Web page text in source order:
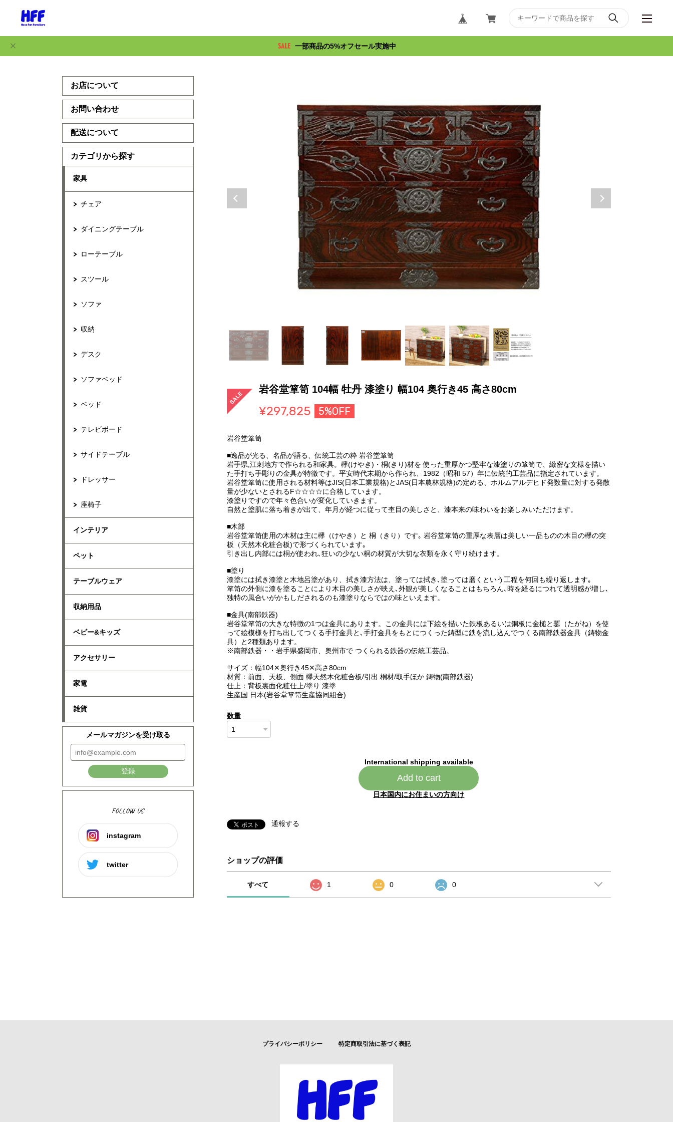
一部商品の5%オフセール実施中
お店について
お問い合わせ
配送について
カテゴリから探す
家具
チェア
ダイニングテーブル
ローテーブル
スツール
ソファ
収納
デスク
ソファベッド
ベッド
テレビボード
サイドテーブル
ドレッサー
座椅子
インテリア
ペット
テーブルウェア
収納用品
ベビー&キッズ
アクセサリー
家電
雑貨
メールマガジンを受け取る
登録
FOLLOW US
instagram
twitter
岩谷堂箪笥 104幅 牡丹 漆塗り 幅104 奥行き45 高さ80cm
¥297,825 5%OFF
岩谷堂箪笥
■逸品が光る、名品が語る、伝統工芸の粋 岩谷堂箪笥
岩手県,江刺地方で作られる和家具。欅(けやき)・桐(きり)材を 使った重厚かつ堅牢な漆塗りの箪笥で、緻密な文様を描い
た手打ち手彫りの金具が特徴です。平安時代末期から作られ、1982（昭和 57）年に伝統的工芸品に指定されています。
岩谷堂箪笥に使用される材料等はJIS(日本工業規格)とJAS(日本農林規格)の定める、ホルムアルデヒド発数量に対する発散
量が少ないとされるF☆☆☆☆に合格しています。
漆塗りですので年々色合いが変化していきます。
自然と塗肌に落ち着きが出て、年月が経つに従って杢目の美しさと、漆本来の味わいをお楽しみいただけます。
■木部
岩谷堂箪笥使用の木材は主に欅（けやき）と 桐（きり）です｡ 岩谷堂箪笥の重厚な表層は美しい一品ものの木目の欅の突
板（天然木化粧合板)で形づくられています｡
引き出し内部には桐が使われ､狂いの少ない桐の材質が大切な衣類を永く守り続けます。
■塗り
漆塗には拭き漆塗と木地呂塗があり、拭き漆方法は、塗っては拭き､塗っては磨くという工程を何回も繰り返します｡
箪笥の外側に漆を塗ることにより木目の美しさが映え､外観が美しくなることはもちろん､時を経るにつれて透明感が増し､
独特の風合いがかもしだされるのも漆塗りならではの味といえます。
■金具(南部鉄器)
岩谷堂箪笥の大きな特徴の1つは金具にあります。この金具には下絵を描いた鉄板あるいは銅板に金槌と鏨（たがね）を使
って絵模様を打ち出してつくる手打金具と､手打金具をもとにつくった鋳型に鉄を流し込んでつくる南部鉄器金具（鋳物金
具）と2種類あります。
※南部鉄器・・岩手県盛岡市、奥州市で つくられる鉄器の伝統工芸品。
サイズ：幅104✕奥行き45✕高さ80cm
材質：前面、天板、側面 欅天然木化粧合板/引出 桐材/取手ほか 鋳物(南部鉄器)
仕上：背板裏面化粧仕上/塗り 漆塗
生産国:日本(岩谷堂箪笥生産協同組合)
数量
International shipping available
Add to cart
日本国内にお住まいの方向け
通報する
ショップの評価
すべて 1 0 0
プライバシーポリシー 特定商取引法に基づく表記